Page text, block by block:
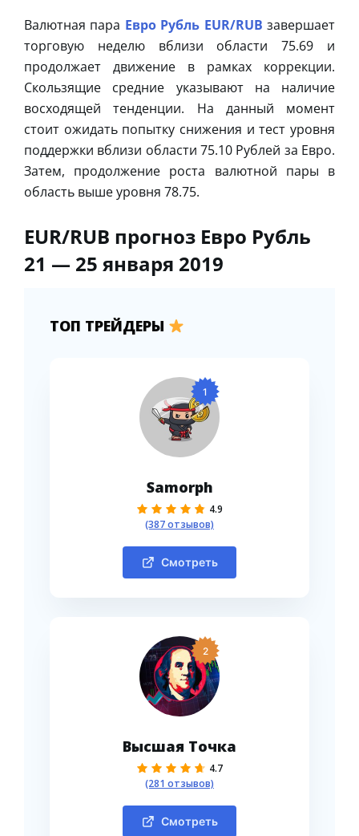
Валютная пара Евро Рубль EUR/RUB завершает
торговую неделю вблизи области 75.69 и
продолжает движение в рамках коррекции.
Скользящие средние указывают на наличие
восходящей тенденции. На данный момент
стоит ожидать попытку снижения и тест уровня
поддержки вблизи области 75.10 Рублей за Евро.
Затем, продолжение роста валютной пары в
область выше уровня 78.75.
EUR/RUB прогноз Евро Рубль
21 — 25 января 2019
ТОП ТРЕЙДЕРЫ
1
Samorph
4.9
(387 отзывов)
Смотреть
2
Высшая Точка
4.7
(281 отзывов)
Смотреть